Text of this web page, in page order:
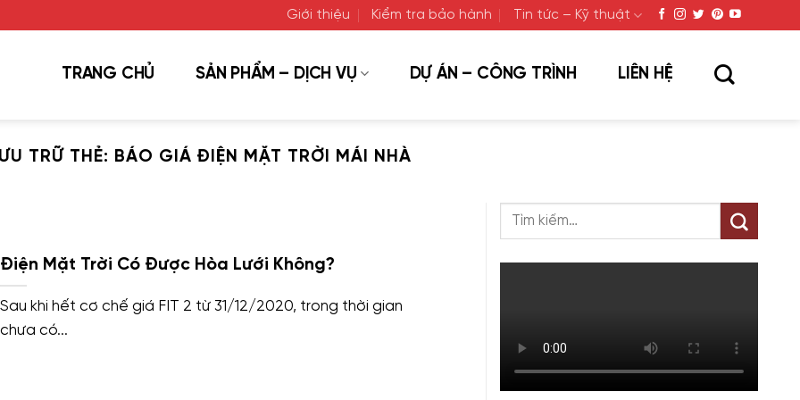
Giới thiệu Kiểm tra bảo hành Tin tức – Kỹ thuật
TRANG CHỦ SẢN PHẨM – DỊCH VỤ DỰ ÁN – CÔNG TRÌNH LIÊN HỆ
TRỮ THẺ: BÁO GIÁ ĐIỆN MẶT TRỜI MÁI NHÀ
Điện Mặt Trời Có Được Hòa Lưới Không?
Sau khi hết cơ chế giá FIT 2 từ 31/12/2020, trong thời gian
chưa có...